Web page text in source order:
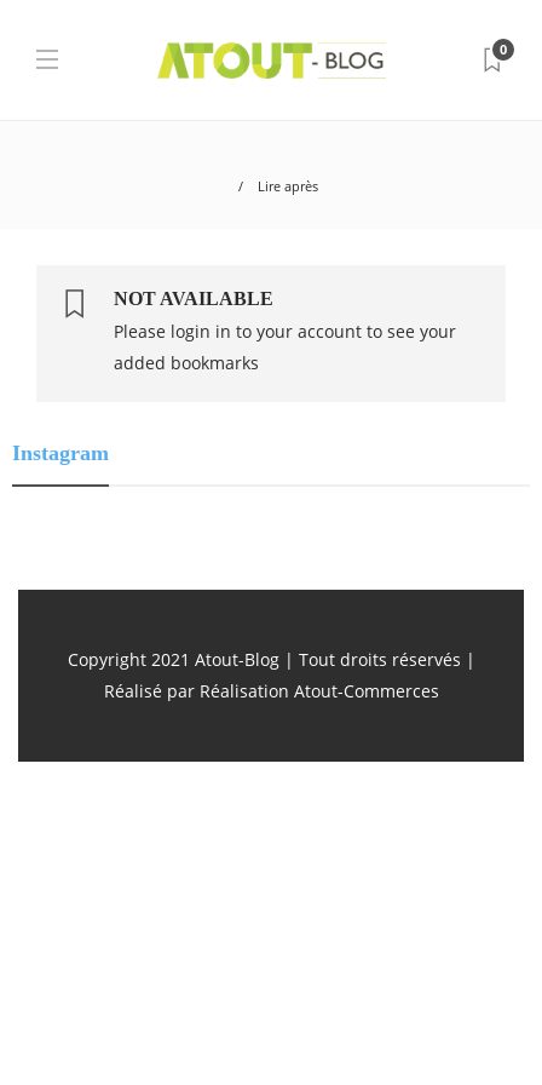
0
Lire après
NOT AVAILABLE
Please login in to your account to see your
added bookmarks
Instagram
Copyright 2021 Atout-Blog | Tout droits réservés |
Réalisé par Réalisation Atout-Commerces